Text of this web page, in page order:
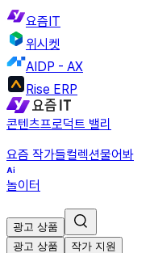
요즘IT
위시켓
AIDP - AX
Rise ERP
콘텐츠프로덕트 밸리
요즘 작가들컬렉션물어봐
놀이터
광고 상품
광고 상품
작가 지원